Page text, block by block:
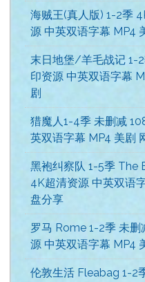
海贼王(真人版) 1-2季
源 中英双语字幕 MP4
末日地堡/羊毛战记 1-
印资源 中英双语字幕
剧
猎魔人1-4季 未删减
英双语字幕 MP4 美剧
黑袍纠察队 1-5季 The
4K超清资源 中英双语
盘分享
罗马 Rome 1-2季 未删
源 中英双语字幕 MP4
伦敦生活 Fleabag 1-2